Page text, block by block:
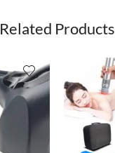
Related Products